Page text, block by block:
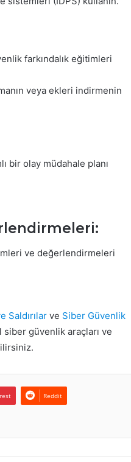
farkındalık eğitimleri
veya ekleri indirmenin
bir olay müdahale planı
ve değerlendirmeleri
Saldırılar ve Siber Güvenlik
siber güvenlik araçları ve
Reddit